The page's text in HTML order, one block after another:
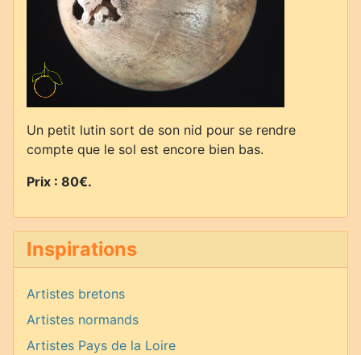
Un petit lutin sort de son nid pour se rendre
compte que le sol est encore bien bas.
Prix : 80€.
Inspirations
Artistes bretons
Artistes normands
Artistes Pays de la Loire